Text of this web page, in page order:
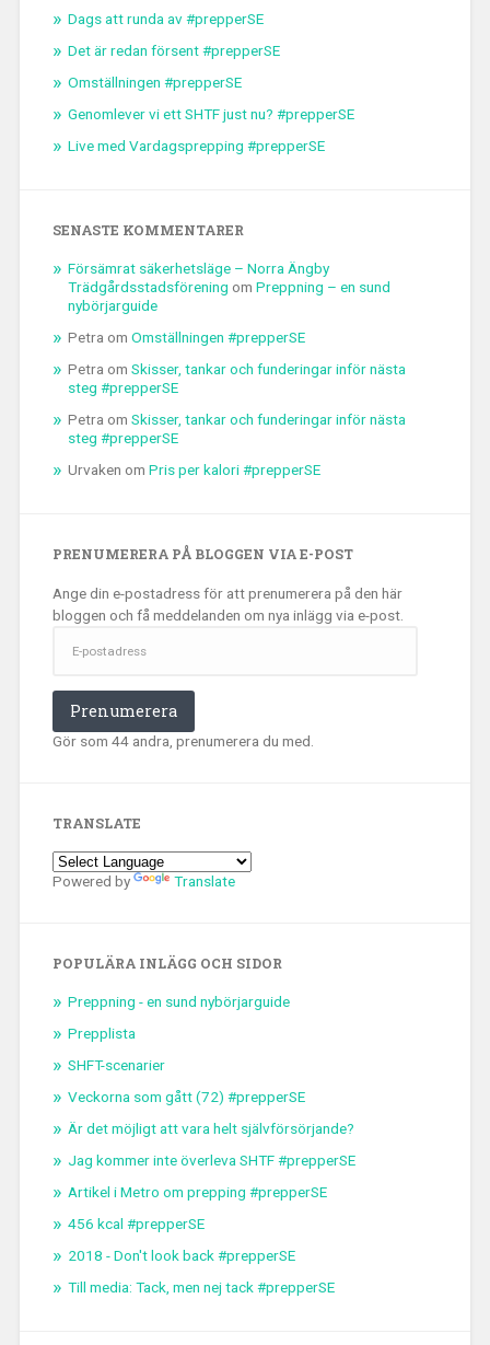
Dags att runda av #prepperSE
Det är redan försent #prepperSE
Omställningen #prepperSE
Genomlever vi ett SHTF just nu? #prepperSE
Live med Vardagsprepping #prepperSE
SENASTE KOMMENTARER
Försämrat säkerhetsläge – Norra Ängby
Trädgårdsstadsförening om Preppning – en sund
nybörjarguide
Petra om Omställningen #prepperSE
Petra om Skisser, tankar och funderingar inför nästa
steg #prepperSE
Petra om Skisser, tankar och funderingar inför nästa
steg #prepperSE
Urvaken om Pris per kalori #prepperSE
PRENUMERERA PÅ BLOGGEN VIA E-POST
Ange din e-postadress för att prenumerera på den här
bloggen och få meddelanden om nya inlägg via e-post.
postadress
Prenumerera
Gör som 44 andra, prenumerera du med.
TRANSLATE
Powered by Translate
POPULÄRA INLÄGG OCH SIDOR
Preppning - en sund nybörjarguide
Prepplista
SHFT-scenarier
Veckorna som gått (72) #prepperSE
Är det möjligt att vara helt självförsörjande?
Jag kommer inte överleva SHTF #prepperSE
Artikel i Metro om prepping #prepperSE
456 kcal #prepperSE
2018 - Don't look back #prepperSE
Till media: Tack, men nej tack #prepperSE